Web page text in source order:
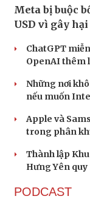
Meta bị buộc
USD vì gây
ChatGPT
OpenAI thêm
Những nơi
nếu muốn
Apple và
trong phân
Thành lập
Hưng Yên
PODCAST